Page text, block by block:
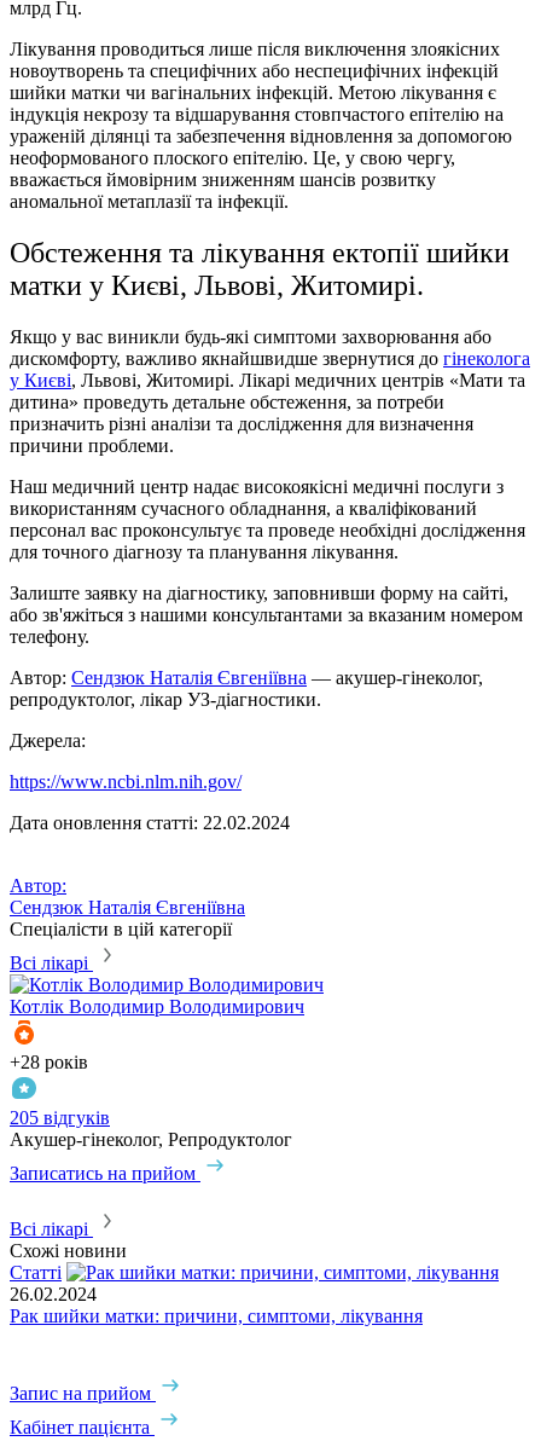
млрд Гц.
Лікування проводиться лише після виключення злоякісних
новоутворень та специфічних або неспецифічних інфекцій
шийки матки чи вагінальних інфекцій. Метою лікування є
індукція некрозу та відшарування стовпчастого епітелію на
ураженій ділянці та забезпечення відновлення за допомогою
неоформованого плоского епітелію. Це, у свою чергу,
вважається ймовірним зниженням шансів розвитку
аномальної метаплазії та інфекції.
Обстеження та лікування ектопії шийки
матки у Києві, Львові, Житомирі.
Якщо у вас виникли будь-які симптоми захворювання або
дискомфорту, важливо якнайшвидше звернутися до гінеколога
у Києві, Львові, Житомирі. Лікарі медичних центрів «Мати та
дитина» проведуть детальне обстеження, за потреби
призначить різні аналізи та дослідження для визначення
причини проблеми.
Наш медичний центр надає високоякісні медичні послуги з
використанням сучасного обладнання, а кваліфікований
персонал вас проконсультує та проведе необхідні дослідження
для точного діагнозу та планування лікування.
Залиште заявку на діагностику, заповнивши форму на сайті,
або зв'яжіться з нашими консультантами за вказаним номером
телефону.
Автор: Сендзюк Наталія Євгеніївна — акушер-гінеколог,
репродуктолог, лікар УЗ-діагностики.
Джерела:
https://www.ncbi.nlm.nih.gov/
Дата оновлення статті: 22.02.2024
Автор:
Сендзюк Наталія Євгеніївна
Спеціалісти в цій категорії
Всі лікарі
Котлік Володимир Володимирович
+28 років
205 відгуків
Акушер-гінеколог, Репродуктолог
Записатись на прийом
Всі лікарі
Схожі новини
Статті
26.02.2024
Рак шийки матки: причини, симптоми, лікування
Запис на прийом
Кабінет пацієнта